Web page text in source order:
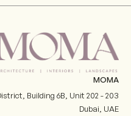
MOMA
Building 6B, Unit 202 - 203
Dubai, UAE